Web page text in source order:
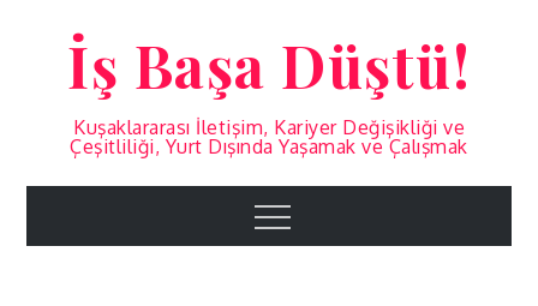
İş Başa Düştü!
Kuşaklararası İletişim, Kariyer Değişikliği ve
Çeşitliliği, Yurt Dışında Yaşamak ve Çalışmak
Menu